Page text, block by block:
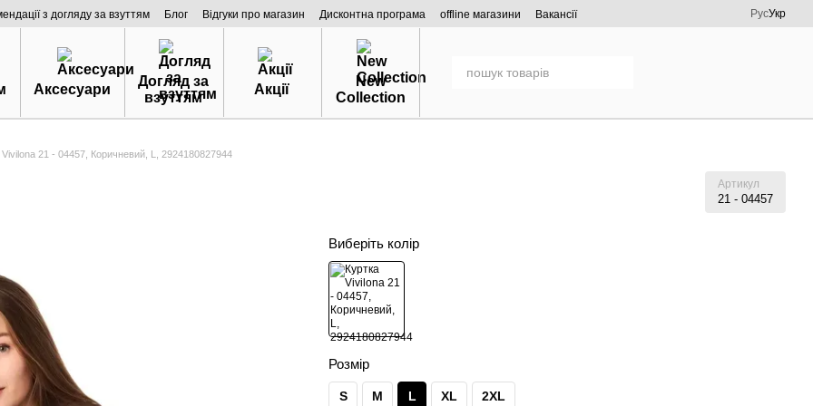
з догляду за взуттям Блог Відгуки про магазин Дисконтна програма offline магазини
Вакансії
РусУкр
Аксесуари
Догляд за
взуттям
Акції
New
Collection
Vivilona 21 - 04457, Коричневий, L, 2924180827944
Артикул
21 - 04457
Виберіть колір
Розмір
S M L XL 2XL